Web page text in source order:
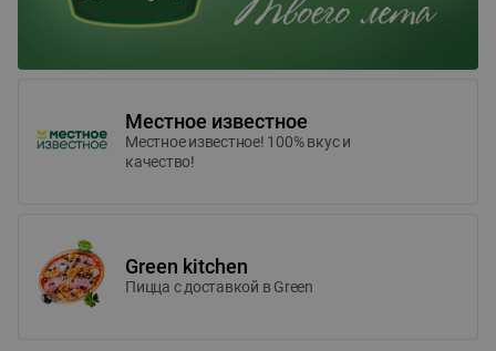
Местное известное
Местное известное! 100% вкус и
качество!
Green kitchen
Пицца c доставкой в Green